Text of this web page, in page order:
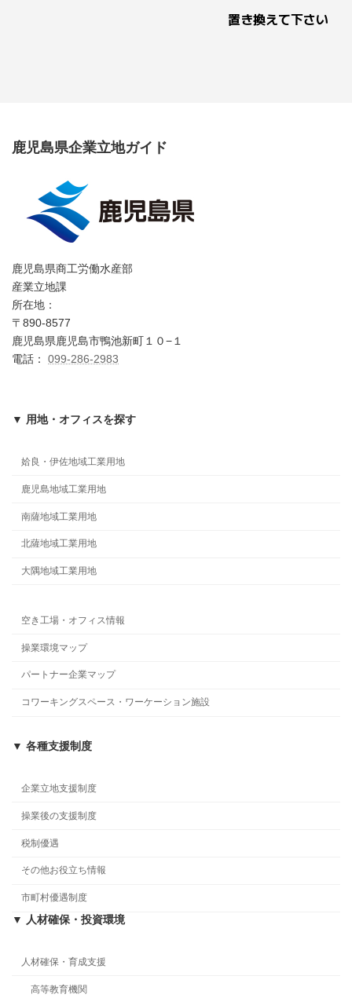
置き換えて下さい
鹿児島県企業立地ガイド
鹿児島県商工労働水産部
産業立地課
所在地：
〒890-8577
鹿児島県鹿児島市鴨池新町１０−１
電話： 099-286-2983
▼ 用地・オフィスを探す
姶良・伊佐地域工業用地
鹿児島地域工業用地
南薩地域工業用地
北薩地域工業用地
大隅地域工業用地
空き工場・オフィス情報
操業環境マップ
パートナー企業マップ
コワーキングスペース・ワーケーション施設
▼ 各種支援制度
企業立地支援制度
操業後の支援制度
税制優遇
その他お役立ち情報
市町村優遇制度
▼ 人材確保・投資環境
人材確保・育成支援
高等教育機関